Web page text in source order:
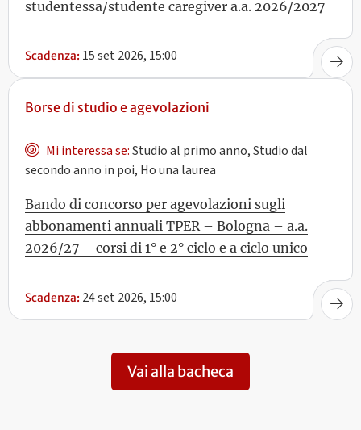
studentessa/studente caregiver a.a. 2026/2027
Scadenza: 15 set 2026, 15:00
Borse di studio e agevolazioni
Mi interessa se:Studio al primo anno, Studio dal
secondo anno in poi, Ho una laurea
Bando di concorso per agevolazioni sugli
abbonamenti annuali TPER – Bologna – a.a.
2026/27 – corsi di 1° e 2° ciclo e a ciclo unico
Scadenza: 24 set 2026, 15:00
Vai alla bacheca